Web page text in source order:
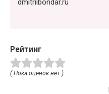
dmitriibondar.ru
Рейтинг
( Пока оценок нет )